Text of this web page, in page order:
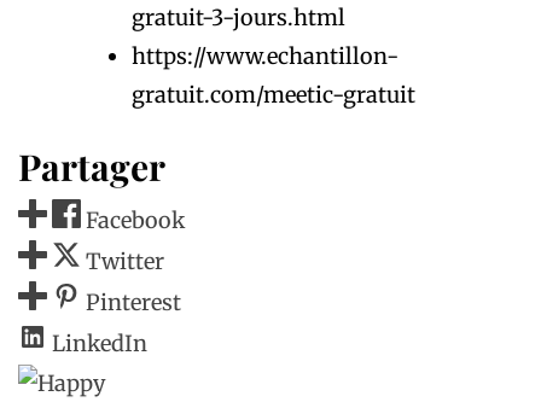
gratuit-3-jours.html
https://www.echantillon-
gratuit.com/meetic-gratuit
Partager
Facebook
Twitter
Pinterest
LinkedIn